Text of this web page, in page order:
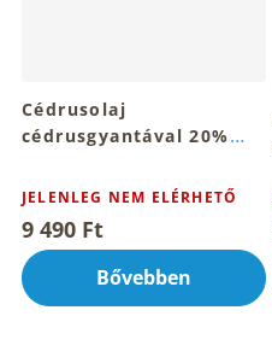
Cédrusolaj
cédrusgyantával 20%
termék
átlagos
értékelése
5-
ből
4,8
JELENLEG NEM ELÉRHETŐ
9 490 Ft
Bővebben